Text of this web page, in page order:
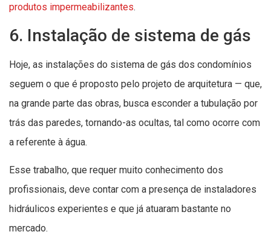
produtos impermeabilizantes.
6. Instalação de sistema de gás
Hoje, as instalações do sistema de gás dos condomínios
seguem o que é proposto pelo projeto de arquitetura — que,
na grande parte das obras, busca esconder a tubulação por
trás das paredes, tornando-as ocultas, tal como ocorre com
a referente à água.
Esse trabalho, que requer muito conhecimento dos
profissionais, deve contar com a presença de instaladores
hidráulicos experientes e que já atuaram bastante no
mercado.